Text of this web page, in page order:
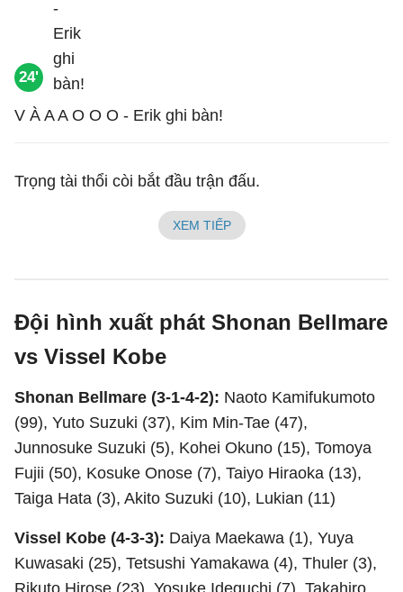
24'
V À A A O O O - Erik ghi bàn!
Trọng tài thổi còi bắt đầu trận đấu.
XEM TIẾP
Đội hình xuất phát Shonan Bellmare
vs Vissel Kobe
Shonan Bellmare (3-1-4-2): Naoto Kamifukumoto
(99), Yuto Suzuki (37), Kim Min-Tae (47),
Junnosuke Suzuki (5), Kohei Okuno (15), Tomoya
Fujii (50), Kosuke Onose (7), Taiyo Hiraoka (13),
Taiga Hata (3), Akito Suzuki (10), Lukian (11)
Vissel Kobe (4-3-3): Daiya Maekawa (1), Yuya
Kuwasaki (25), Tetsushi Yamakawa (4), Thuler (3),
Rikuto Hirose (23), Yosuke Ideguchi (7), Takahiro